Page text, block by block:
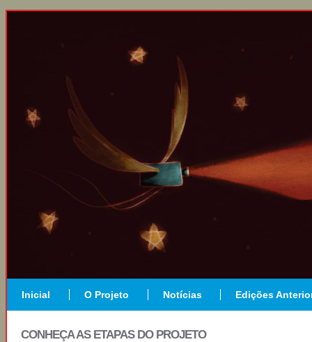
Inicial O Projeto Notícias Edições
CONHEÇA AS ETAPAS DO PROJETO